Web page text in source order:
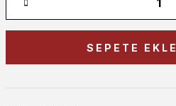
SEPETE EKLE